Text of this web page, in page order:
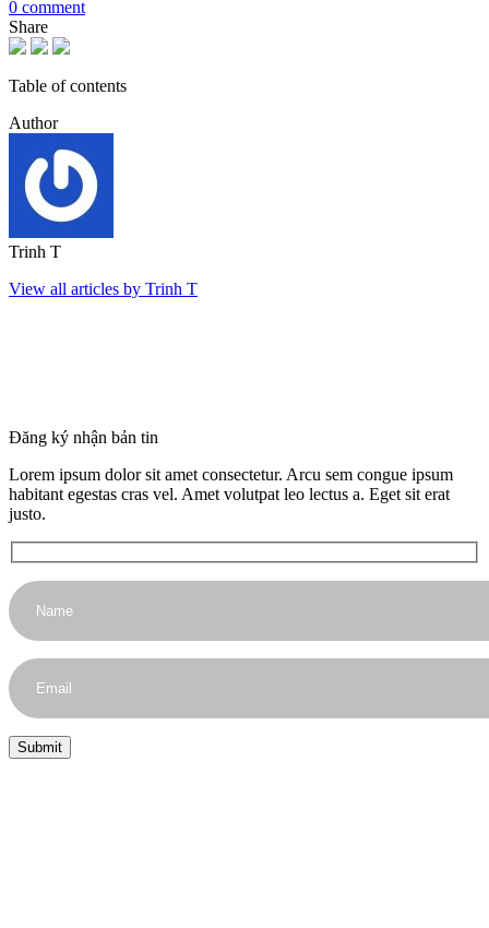
0 comment
Share
Table of contents
Author
Trinh T
View all articles by Trinh T
Đăng ký nhận bản tin
Lorem ipsum dolor sit amet consectetur. Arcu sem congue ipsum
habitant egestas cras vel. Amet volutpat leo lectus a. Eget sit erat
justo.